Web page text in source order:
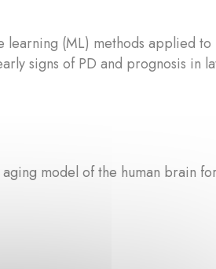
(ML) methods applied to
signs of PD and prognosis in
model of the human brain